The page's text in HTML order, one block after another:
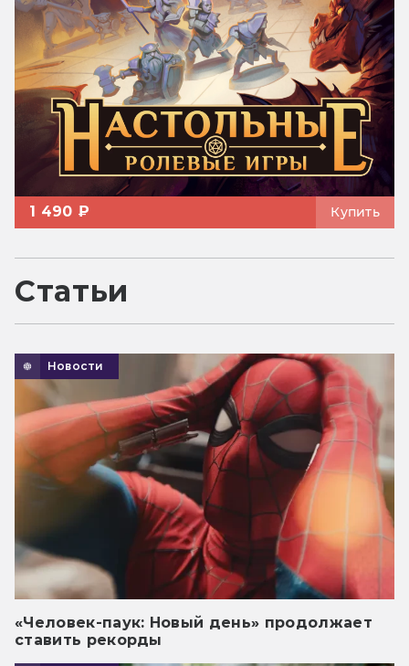
1 490 ₽ Купить
Статьи
Новости
«Человек-паук: Новый день» продолжает
ставить рекорды